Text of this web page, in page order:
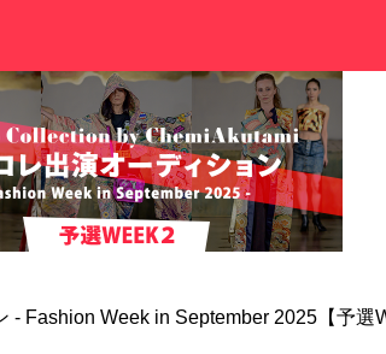
Fashion Week in September 2025【予選